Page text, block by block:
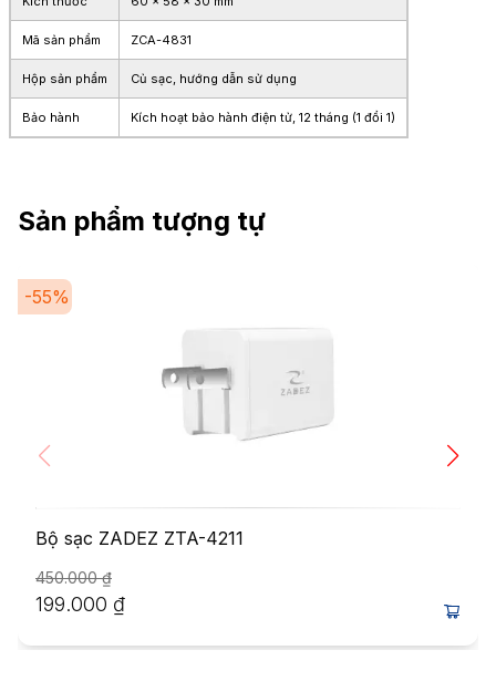
Mã sản phẩm ZCA-4831
Hộp sản phẩm Củ sạc, hướng dẫn sử dụng
Bảo hành Kích hoạt bảo hành điện tử, 12 tháng (1 đổi 1)
Sản phẩm tượng tự
-55%
Bộ sạc ZADEZ ZTA-4211
450.000₫
199.000 ₫